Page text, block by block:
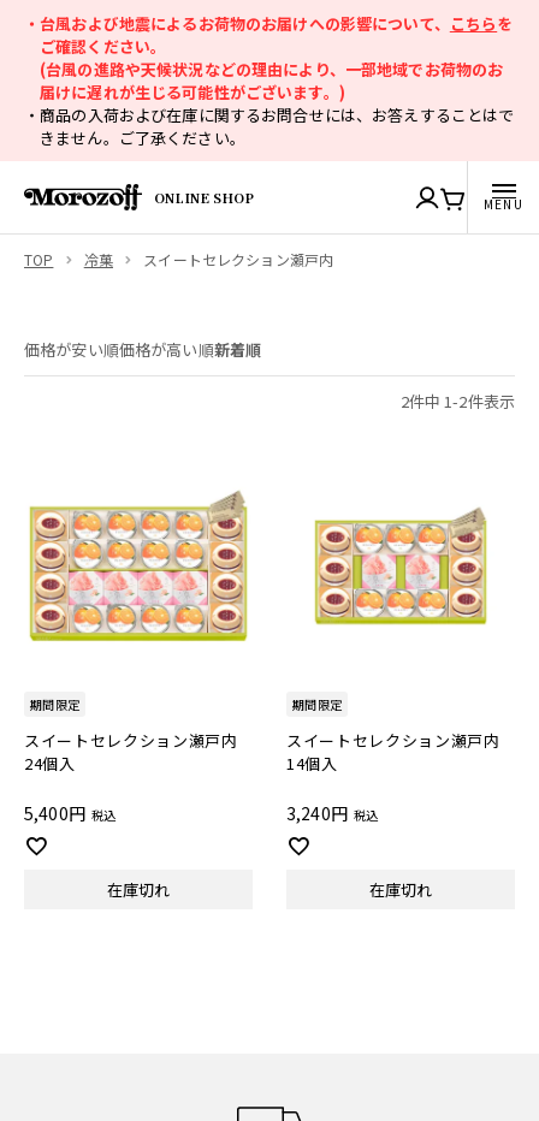
・台風および地震によるお荷物のお届けへの影響について、 こちらを
ご確認ください。
(台風の進路や天候状況などの理由により、一部地域でお荷物のお
届けに遅れが生じる可能性がございます。)
・商品の入荷および在庫に関するお問合せには、お答えすることはで
きません。ご了承ください。
ONLINE SHOP
TOP 冷菓 スイートセレクション瀬戸内
価格が安い順価格が高い順新着順
2件中 1-2件表示
期間限定
スイートセレクション瀬戸内
24個入
5,400 税込
在庫切れ
期間限定
スイートセレクション瀬戸内
14個入
3,240 税込
在庫切れ